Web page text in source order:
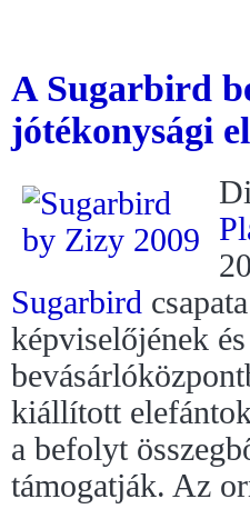
A Sugarbird
jótékonysági
Sugarbird
képviselőjének
kiállított
a befolyt
támogatják. Az